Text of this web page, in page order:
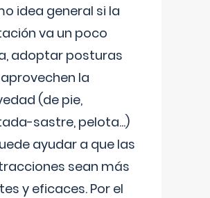
idea general si la
va un poco
adoptar posturas
la
(de pie,
sastre, pelota...)
ayudar a que las
sean más
y eficaces. Por el